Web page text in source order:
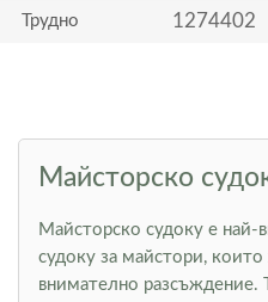
Трудно 1274402
Майсторско
Майсторско судоку е най-
судоку за майстори, които
внимателно разсъждение.